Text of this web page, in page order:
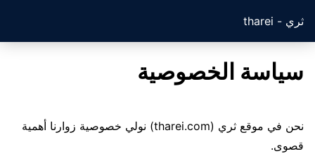
ثري - tharei
سياسة الخصوصية
نحن في موقع ثري (tharei.com) نولي خصوصية زوارنا أهمية
قصوى.